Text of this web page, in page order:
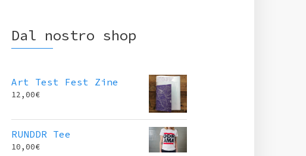
Dal nostro shop
Art Test Fest Zine
12,00€
RUNDDR Tee
10,00€